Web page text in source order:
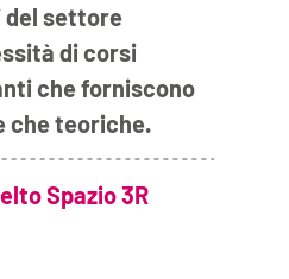
del settore
di corsi
che forniscono
che teoriche.
Spazio 3R